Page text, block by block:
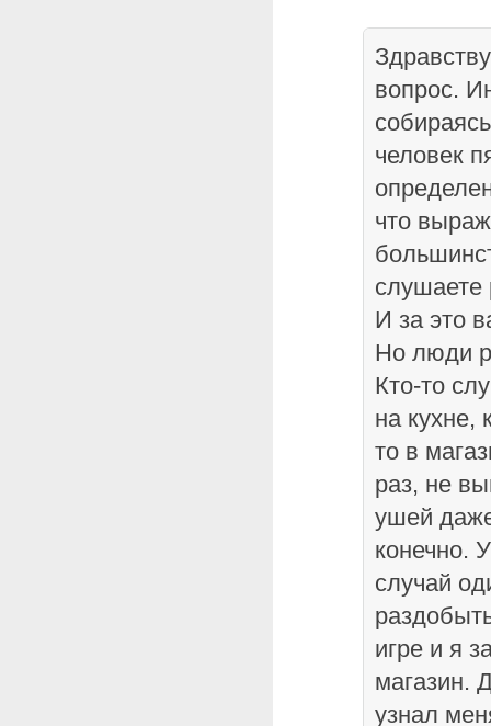
вопрос.
человек
что
слушаете
И за это
Но люди
Кто-то
на кухне,
то в
раз, не
ушей
конечно.
случай
игре и я
магазин.
узнал